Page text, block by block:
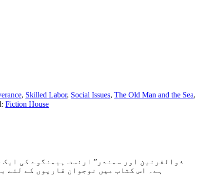
, Skilled Labor, Social Issues, The Old Man and the Sea,
Fiction House
ذوالقرنین اور سمندر” ارنست ہیمنگوے کی
ہے۔ اس کتاب میں نوجوان قاریوں کے لئے